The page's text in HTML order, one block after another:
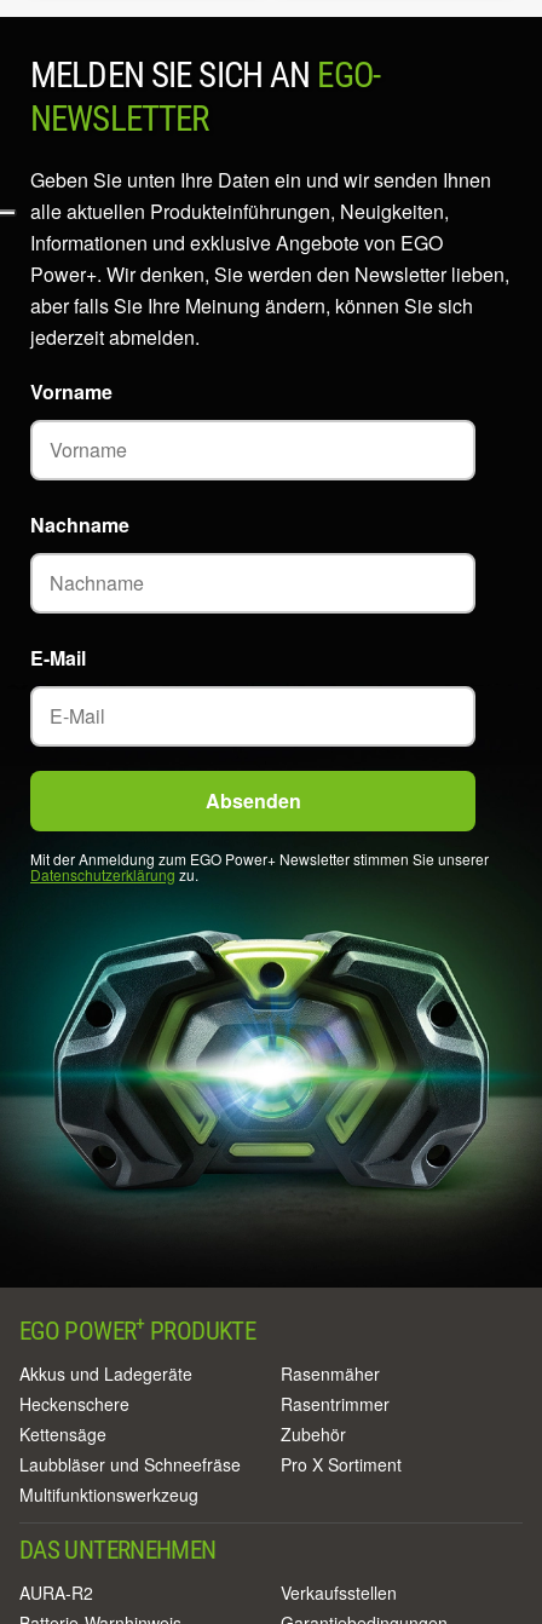
MELDEN SIE SICH AN EGO-
NEWSLETTER
Geben Sie unten Ihre Daten ein und wir senden Ihnen
alle aktuellen Produkteinführungen, Neuigkeiten,
Informationen und exklusive Angebote von EGO
Power+. Wir denken, Sie werden den Newsletter lieben,
aber falls Sie Ihre Meinung ändern, können Sie sich
jederzeit abmelden.
E-Mail
Vorname
Nachname
Mit der Anmeldung zum EGO Power+ Newsletter stimmen Sie unserer
Datenschutzerklärung zu.
EGO POWER+PRODUKTE
Akkus und Ladegeräte
Heckenschere
Kettensäge
Laubbläser und Schneefräse
Multifunktionswerkzeug
Rasenmäher
Rasentrimmer
Zubehör
Pro X Sortiment
DAS UNTERNEHMEN
AURA-R2
Verkaufsstellen